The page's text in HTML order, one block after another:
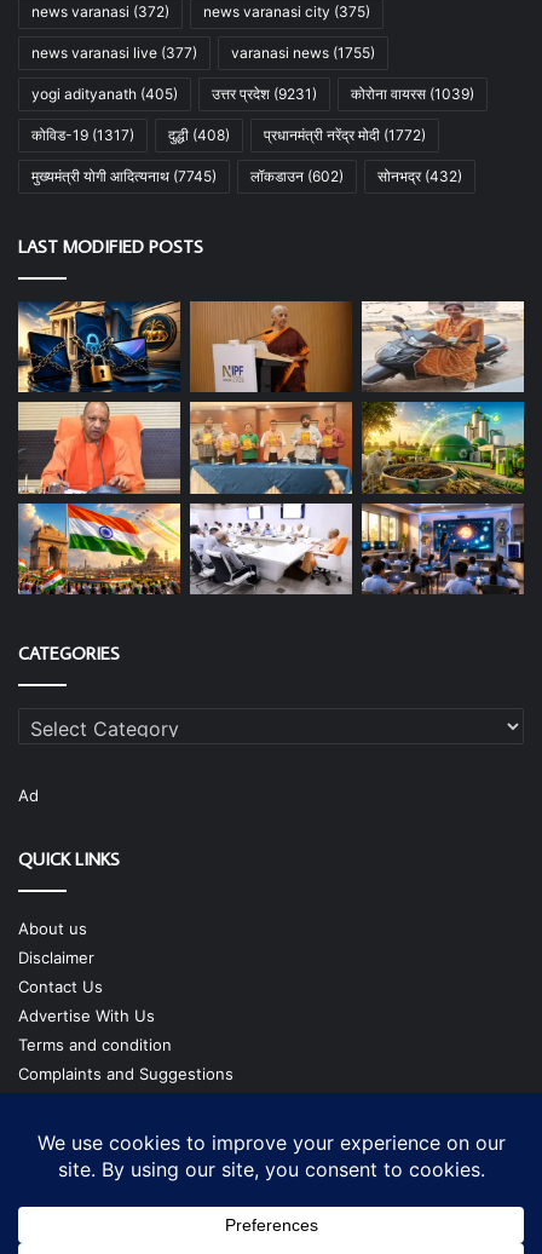
news varanasi (372) news varanasi city (375)
news varanasi live (377) varanasi news (1755)
yogi adityanath (405) उत्तर प्रदेश (9231) कोरोना वायरस (1039)
कोविड-19 (1317) दुद्धी (408) प्रधानमंत्री नरेंद्र मोदी (1772)
मुख्यमंत्री योगी आदित्यनाथ (7745) लॉकडाउन (602) सोनभद्र(432)
LAST MODIFIED POSTS
CATEGORIES
Categories
Ad
QUICK LINKS
About us
Disclaimer
Contact Us
Advertise With Us
Terms and condition
Complaints and Suggestions
Our Team
Copyright @ cmgtimes.com